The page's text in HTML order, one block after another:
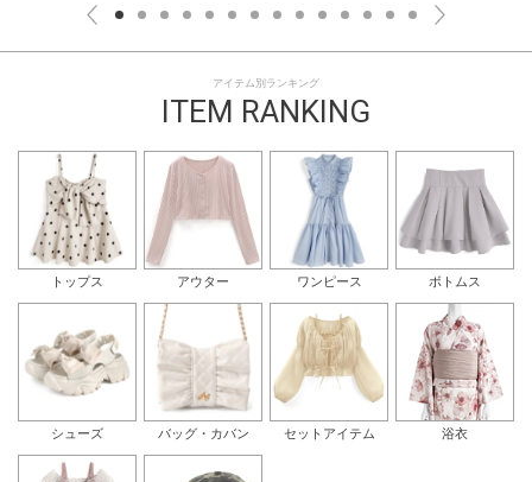
アイテム別ランキング
ITEM RANKING
トップス アウター ワンピース ボトムス
シューズ バッグ・カバン セットアイテム 浴衣